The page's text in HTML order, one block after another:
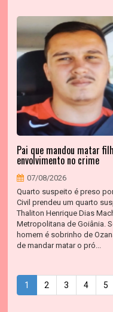
Pai que mandou matar
envolvimento no crime
07/08/2026
Quarto suspeito é preso
Civil prendeu um quarto
Thaliton Henrique Dias
Metropolitana de Goiânia.
homem é sobrinho de
de mandar matar o pró...
1 2 3 4 5